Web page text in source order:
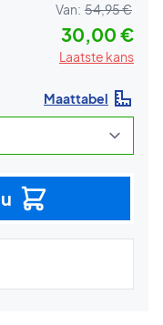
Van: 54,95 €
30,00 €
Laatste kans
Maattabel